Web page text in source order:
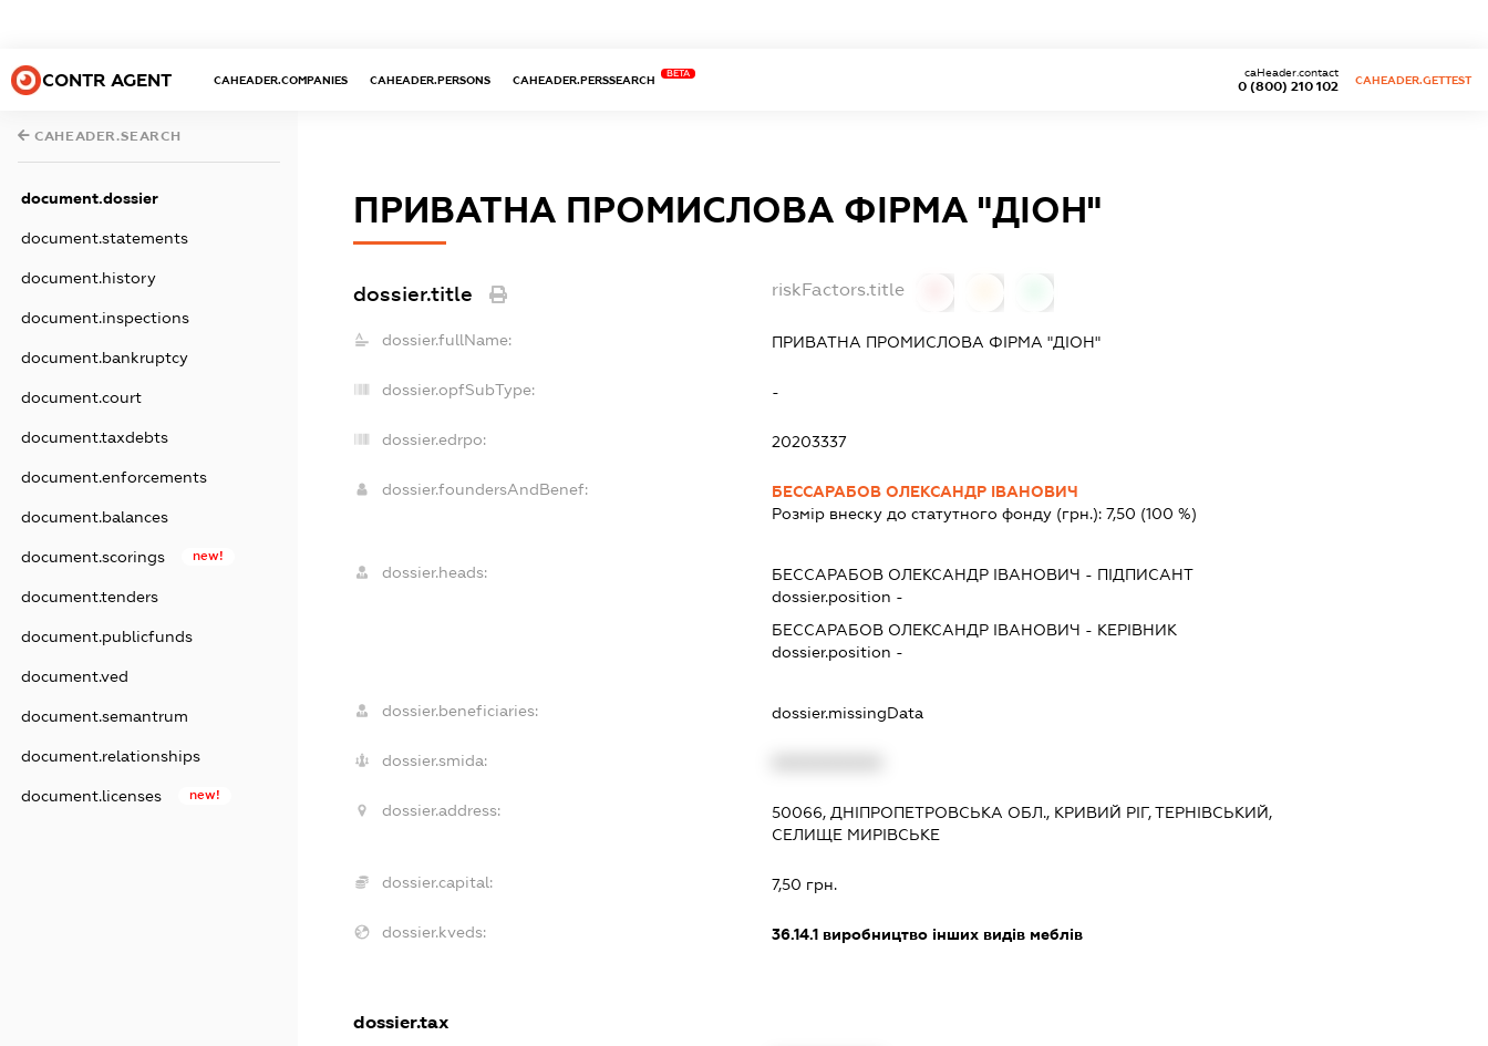
CONTR AGENT CAHEADER.COMPANIES CAHEADER.PERSONS CAHEADER.PERSSEARCH
BETA
0 (800) 210 102
caHeader.contact
CAHEADER.GETTEST
CAHEADER.SEARCH
document.dossier
document.statements
document.history
document.inspections
document.bankruptcy
document.court
document.taxdebts
document.enforcements
document.balances
document.scorings new!
document.tenders
document.publicfunds
document.ved
document.semantrum
document.relationships
document.licenses new!
ПРИВАТНА ПРОМИСЛОВА ФІРМА "ДІОН"
dossier.title riskFactors.title
dossier.fullName: ПРИВАТНА ПРОМИСЛОВА ФІРМА "ДІОН"
dossier.opfSubType: -
dossier.edrpo: 20203337
dossier.foundersAndBenef:
БЕССАРАБОВ ОЛЕКСАНДР ІВАНОВИЧ
Розмір внеску до статутного фонду (грн.):7,50 (100 %)
dossier.heads: БЕССАРАБОВ ОЛЕКСАНДР ІВАНОВИЧ - ПІДПИСАНТ
dossier.position -
БЕССАРАБОВ ОЛЕКСАНДР ІВАНОВИЧ - КЕРІВНИК
dossier.position -
dossier.beneficiaries: dossier.missingData
dossier.smida:
dossier.address:
50066, ДНІПРОПЕТРОВСЬКА ОБЛ., КРИВИЙ РІГ, ТЕРНІВСЬКИЙ,
СЕЛИЩЕ МИРІВСЬКЕ
dossier.capital: 7,50 грн.
dossier.kveds: 36.14.1 виробництво інших видів меблів
dossier.tax